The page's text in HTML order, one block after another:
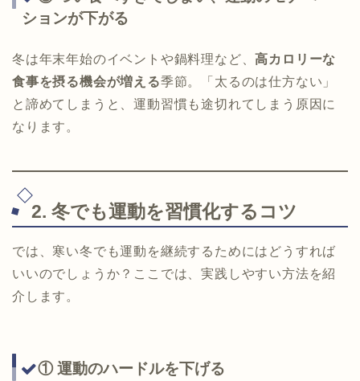
ションが下がる
冬は年末年始のイベントや鍋料理など、高カロリーな
食事を摂る機会が増える季節。「太るのは仕方ない」
と諦めてしまうと、運動習慣も途切れてしまう原因に
なります。
2. 冬でも運動を習慣化するコツ
では、寒い冬でも運動を継続するためにはどうすれば
いいのでしょうか？ここでは、実践しやすい方法を紹
介します。
① 運動のハードルを下げる